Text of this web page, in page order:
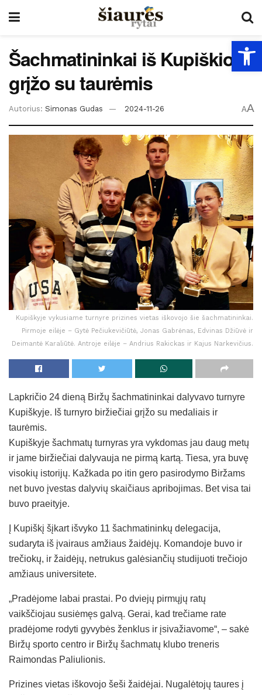
Šachmatininkai iš Kupiškio
grįžo su taurėmis
Autorius: Simonas Gudas 2024-11-26 AA
Kupiškyje vykusiame turnyre prizines vietas iškovojo šie šachmatininkai.
Pirmoje eilėje – Gytė Pečiukevičiūtė, Jonas Gabrėnas, Edvinas Džiūvė ir
Deimantė Karaliūtė. Antroje eilėje – Andrius Rakickas ir Kajus Narkevičius.
Lapkričio 24 dieną Biržų šachmatininkai dalyvavo turnyre
Kupiškyje. Iš turnyro biržiečiai grįžo su medaliais ir
taurėmis.
Kupiškyje šachmatų turnyras yra vykdomas jau daug metų
ir jame biržiečiai dalyvauja ne pirmą kartą. Tiesa, yra buvę
visokių istorijų. Kažkada po itin gero pasirodymo Biržams
net buvo įvestas dalyvių skaičiaus apribojimas. Bet visa tai
buvo praeityje.
Į Kupiškį šįkart išvyko 11 šachmatininkų delegacija,
sudaryta iš įvairaus amžiaus žaidėjų. Komandoje buvo ir
trečiokų, ir žaidėjų, netrukus galėsiančių studijuoti trečiojo
amžiaus universitete.
„Pradėjome labai prastai. Po dviejų pirmųjų ratų
vaikščiojau susiėmęs galvą. Gerai, kad trečiame rate
pradėjome rodyti gyvybės ženklus ir įsivažiavome“, – sakė
Biržų sporto centro ir Biržų šachmatų klubo treneris
Raimondas Paliulionis.
Prizines vietas iškovojo šeši žaidėjai. Nugalėtojų taures į